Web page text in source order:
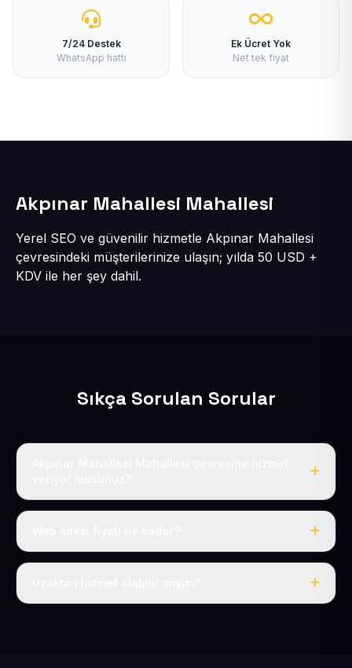
7/24 Destek
WhatsApp hattı
Ek Ücret Yok
Net tek fiyat
Akpınar Mahallesi Mahallesi
Yerel SEO ve güvenilir hizmetle Akpınar Mahallesi
çevresindeki müşterilerinize ulaşın; yılda 50 USD +
KDV ile her şey dahil.
Sıkça Sorulan Sorular
Evet, Akpınar Mahallesi dahil tüm Pınarbaşı ve Pınarbaşı
Tek fiyat: yılda 50 USD + KDV, her şey dahil.